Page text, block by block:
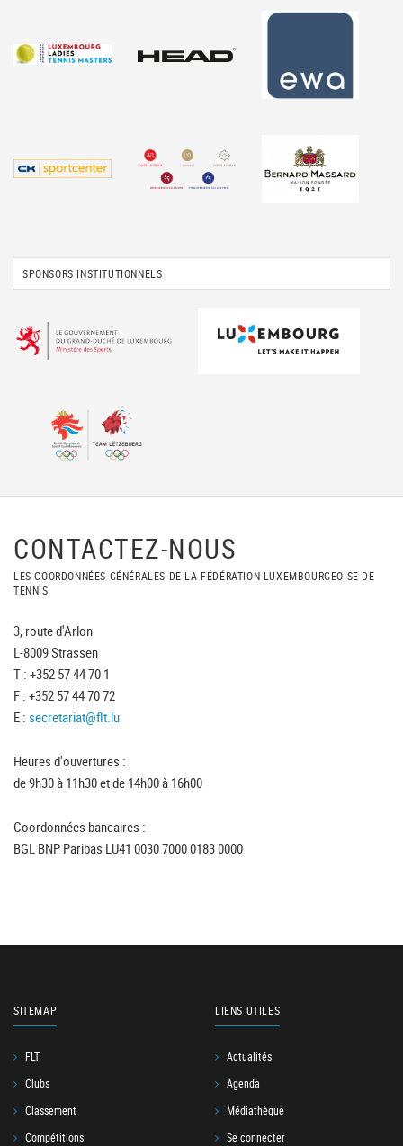
SPONSORS INSTITUTIONNELS
CONTACTEZ-NOUS
LES COORDONNÉES GÉNÉRALES DE LA FÉDÉRATION LUXEMBOURGEOISE DE
TENNIS
3, route d'Arlon
L-8009 Strassen
T : +352 57 44 70 1
F : +352 57 44 70 72
E : secretariat@flt.lu
Heures d'ouvertures :
de 9h30 à 11h30 et de 14h00 à 16h00
Coordonnées bancaires :
BGL BNP Paribas LU41 0030 7000 0183 0000
SITEMAP
FLT
Clubs
Classement
Compétitions
LIENS UTILES
Actualités
Agenda
Médiathèque
Se connecter